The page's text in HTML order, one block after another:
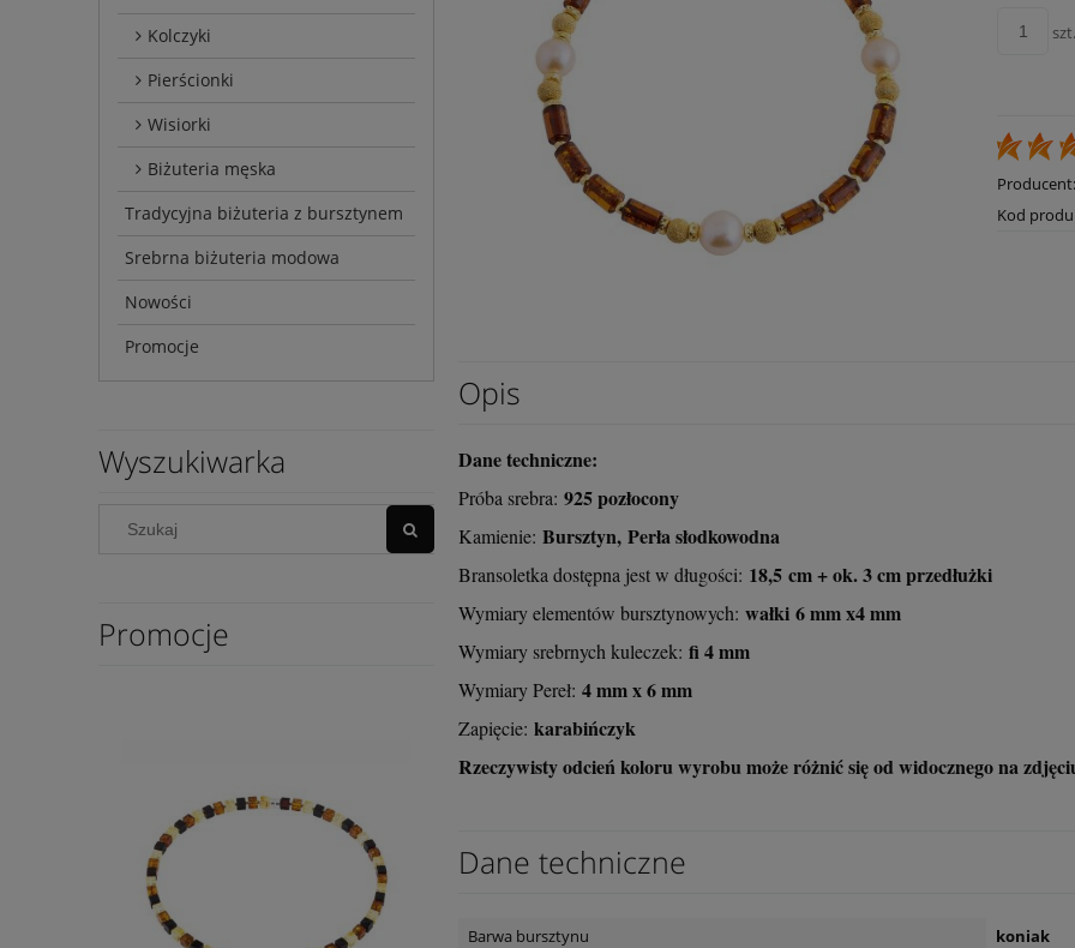
Kolczyki
Pierścionki
Wisiorki
Biżuteria męska
Tradycyjna biżuteria z bursztynem
Srebrna biżuteria modowa
Nowości
Promocje
Wyszukiwarka
Promocje
Kod
Opis
Dane techniczne:
Próba srebra: 925 pozłocony
Kamienie: Bursztyn, Perła słodkowodna
Bransoletka dostępna jest w długości: 18,5 cm + ok. 3 cm przedłużki
Wymiary elementów bursztynowych: wałki 6 mm x4 mm
Wymiary srebrnych kuleczek: fi 4 mm
Wymiary Pereł: 4 mm x 6 mm
Zapięcie: karabińczyk
Rzeczywisty odcień koloru wyrobu może różnić się od widocznego na
Dane techniczne
Barwa bursztynu
koniak